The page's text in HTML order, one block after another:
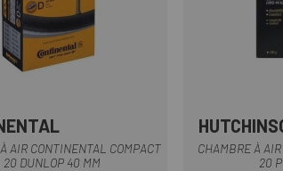
AIR CONTINENTAL COMPACT
20 DUNLOP 40 MM
CHAMBRE À
20